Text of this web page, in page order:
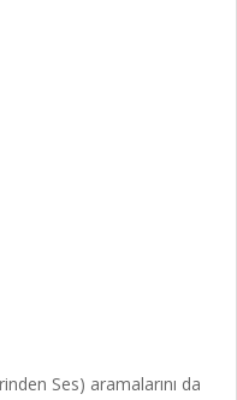
Ses) aramalarını da